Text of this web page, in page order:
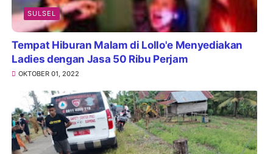
SULSEL
Tempat Hiburan Malam di Lollo'e Menyediakan
Ladies dengan Jasa 50 Ribu Perjam
OKTOBER 01, 2022